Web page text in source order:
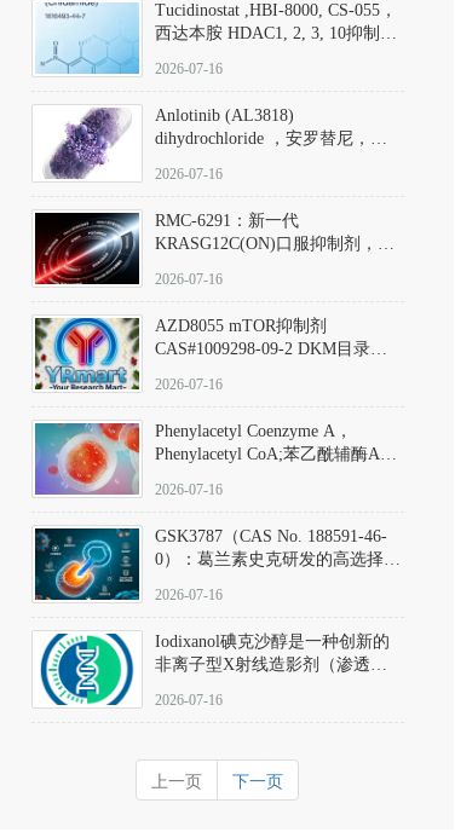
Tucidinostat ,HBI-8000, CS-055，
西达本胺 HDAC1, 2, 3, 10抑制剂
D808567) - DKM活性分子
2026-07-16
Anlotinib (AL3818)
dihydrochloride ，安罗替尼，
Hydrochloride实验方法步骤SOP
2026-07-16
RMC-6291：新一代
KRASG12C(ON)口服抑制剂，
(Elironrasib)CAS#2641998-63-0
2026-07-16
AZD8055 mTOR抑制剂
CAS#1009298-09-2 DKM目录号
激酶抑制剂的深度剖析
2026-07-16
Phenylacetyl Coenzyme A，
Phenylacetyl CoA;苯乙酰辅酶A
2026-07-16
GSK3787（CAS No. 188591-46-
0）：葛兰素史克研发的高选择
抗剂，被广泛视为研究PPARδ核
受体生理功能、信号通路验证及
靶点药理机制的金标准化学探
针。
2026-07-16
Iodixanol碘克沙醇是一种创新的
非离子型X射线造影剂（渗透压
在血管内给药时与血浆等渗的临
号为92339-11-2
2026-07-16
上一页 下一页